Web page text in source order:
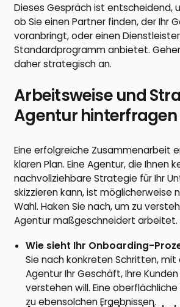
Dieses Gespräch ist entscheidend,
ob Sie einen Partner finden, der Ihr
voranbringt, oder einen
Standardprogramm anbietet.
daher strategisch an.
Arbeitsweise und
Agentur hinterfragen
Eine erfolgreiche Zusammenarbeit
klaren Plan. Eine Agentur, die Ihnen
nachvollziehbare Strategie für Ihr
skizzieren kann, ist möglicherweise
Wahl. Haken Sie nach, um zu
Agentur maßgeschneidert arbeitet.
Wie sieht Ihr Onboarding-
Sie nach konkreten Schritten, mit
Agentur Ihr Geschäft, Ihre
verstehen will. Eine
zu ebensolchen Ergebnissen.